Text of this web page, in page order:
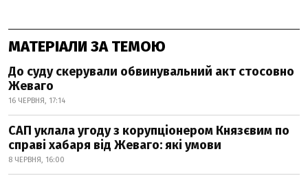
МАТЕРІАЛИ ЗА ТЕМОЮ
До суду скерували обвинувальний акт стосовно
Жеваго
16 ЧЕРВНЯ, 17:14
САП уклала угоду з корупціонером Князєвим по
справі хабаря від Жеваго: які умови
8 ЧЕРВНЯ, 16:00